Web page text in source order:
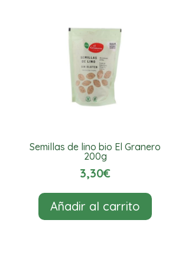
Semillas de lino bio El Granero
200g
3,30€
Añadir al carrito